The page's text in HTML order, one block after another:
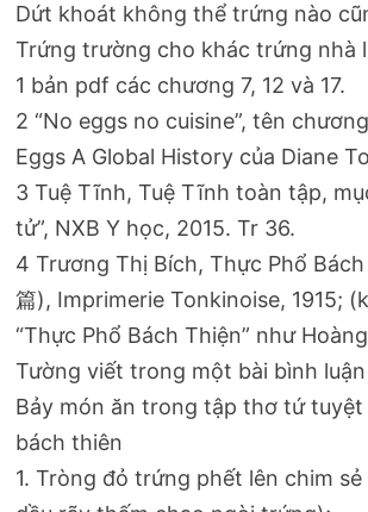
Dứt khoát không thể trứng nào
Trứng trường cho khác trứng nhà
1 bản pdf các chương 7, 12 và 17.
2 “No eggs no cuisine”, tên
Eggs A Global History của Diane
3 Tuệ Tĩnh, Tuệ Tĩnh toàn tập,
tử”, NXB Y học, 2015. Tr 36.
4 Trương Thị Bích, Thực Phổ
篇), Imprimerie Tonkinoise, 1915;
“Thực Phổ Bách Thiện” như
Tường viết trong một bài bình
Bảy món ăn trong tập thơ tứ
bách thiên
1. Tròng đỏ trứng phết lên chim sẻ